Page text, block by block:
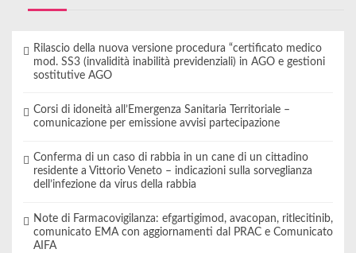
Rilascio della nuova versione procedura “certificato medico
mod. SS3 (invalidità inabilità previdenziali) in AGO e gestioni
sostitutive AGO
Corsi di idoneità all’Emergenza Sanitaria Territoriale –
comunicazione per emissione avvisi partecipazione
Conferma di un caso di rabbia in un cane di un cittadino
residente a Vittorio Veneto – indicazioni sulla sorveglianza
dell’infezione da virus della rabbia
Note di Farmacovigilanza: efgartigimod, avacopan, ritlecitinib,
comunicato EMA con aggiornamenti dal PRAC e Comunicato
AIFA